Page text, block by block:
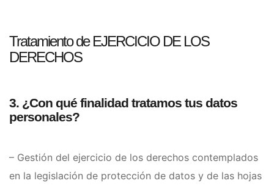
Tratamiento de EJERCICIO DE LOS
DERECHOS
3. ¿Con qué finalidad tratamos tus datos
personales?
– Gestión del ejercicio de los derechos contemplados
en la legislación de protección de datos y de las hojas